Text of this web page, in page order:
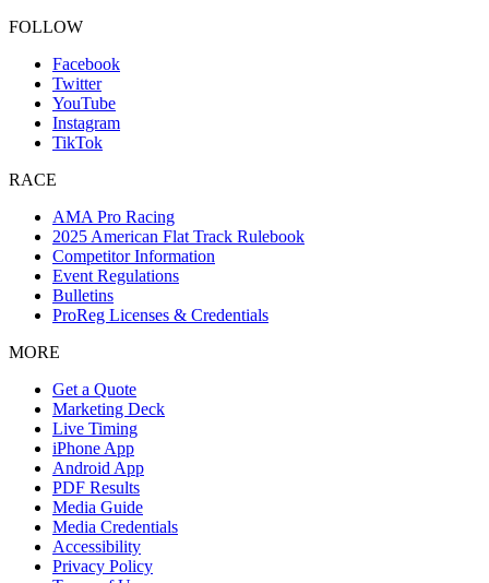
FOLLOW
Facebook
Twitter
YouTube
Instagram
TikTok
RACE
AMA Pro Racing
2025 American Flat Track Rulebook
Competitor Information
Event Regulations
Bulletins
ProReg Licenses & Credentials
MORE
Get a Quote
Marketing Deck
Live Timing
iPhone App
Android App
PDF Results
Media Guide
Media Credentials
Accessibility
Privacy Policy